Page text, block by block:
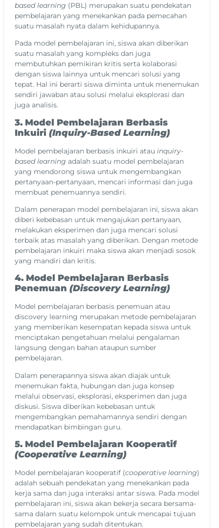
based learning (PBL) merupakan suatu pendekatan
pembelajaran yang menekankan pada pemecahan
suatu masalah nyata dalam kehidupannya.
Pada model pembelajaran ini, siswa akan diberikan
suatu masalah yang kompleks dan juga
membutuhkan pemikiran kritis serta kolaborasi
dengan siswa lainnya untuk mencari solusi yang
tepat. Hal ini berarti siswa diminta untuk menemukan
sendiri jawaban atau solusi melalui eksplorasi dan
juga analisis.
3. Model Pembelajaran Berbasis
Inkuiri (Inquiry-Based Learning)
Model pembelajaran berbasis inkuiri atau inquiry-
based learning adalah suatu model pembelajaran
yang mendorong siswa untuk mengembangkan
pertanyaan-pertanyaan, mencari informasi dan juga
membuat penemuannya sendiri.
Dalam penerapan model pembelajaran ini, siswa akan
diberi kebebasan untuk mengajukan pertanyaan,
melakukan eksperimen dan juga mencari solusi
terbaik atas masalah yang diberikan. Dengan metode
pembelajaran inkuiri maka siswa akan menjadi sosok
yang mandiri dan kritis.
4. Model Pembelajaran Berbasis
Penemuan (Discovery Learning)
Model pembelajaran berbasis penemuan atau
discovery learning merupakan metode pembelajaran
yang memberikan kesempatan kepada siswa untuk
menciptakan pengetahuan melalui pengalaman
langsung dengan bahan ataupun sumber
pembelajaran.
Dalam penerapannya siswa akan diajak untuk
menemukan fakta, hubungan dan juga konsep
melalui observasi, eksplorasi, eksperimen dan juga
diskusi. Siswa diberikan kebebasan untuk
mengembangkan pemahamannya sendiri dengan
mendapatkan bimbingan guru.
5. Model Pembelajaran Kooperatif
(Cooperative Learning)
Model pembelajaran kooperatif (cooperative learning)
adalah sebuah pendekatan yang menekankan pada
kerja sama dan juga interaksi antar siswa. Pada model
pembelajaran ini, siswa akan bekerja secara bersama-
sama dalam suatu kelompok untuk mencapai tujuan
pembelajaran yang sudah ditentukan.